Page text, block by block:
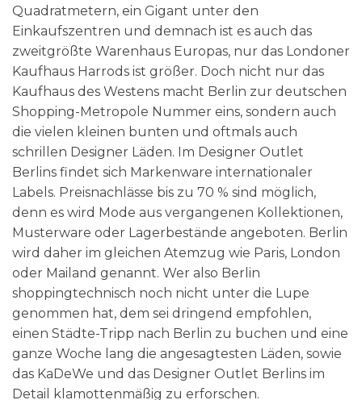
Quadratmetern, ein Gigant unter den
Einkaufszentren und demnach ist es auch das
zweitgrößte Warenhaus Europas, nur das Londoner
Kaufhaus Harrods ist größer. Doch nicht nur das
Kaufhaus des Westens macht Berlin zur deutschen
Shopping-Metropole Nummer eins, sondern auch
die vielen kleinen bunten und oftmals auch
schrillen Designer Läden. Im Designer Outlet
Berlins findet sich Markenware internationaler
Labels. Preisnachlässe bis zu 70 % sind möglich,
denn es wird Mode aus vergangenen Kollektionen,
Musterware oder Lagerbestände angeboten. Berlin
wird daher im gleichen Atemzug wie Paris, London
oder Mailand genannt. Wer also Berlin
shoppingtechnisch noch nicht unter die Lupe
genommen hat, dem sei dringend empfohlen,
einen Städte-Tripp nach Berlin zu buchen und eine
ganze Woche lang die angesagtesten Läden, sowie
das KaDeWe und das Designer Outlet Berlins im
Detail klamottenmäßig zu erforschen.